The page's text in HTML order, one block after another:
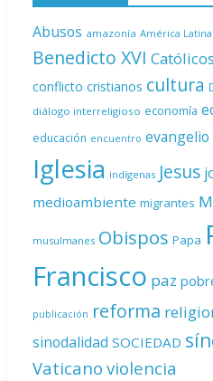
Abusos amazonía América Latina
Benedicto XVI Católicos
conflicto cristianos cultura
diálogo interreligioso economía
educación encuentro evangelio
Iglesia indígenas Jesus
medioambiente migrantes
musulmanes Obispos Papa
Francisco paz
publicación reforma
sinodalidad SOCIEDAD
Vaticano violencia